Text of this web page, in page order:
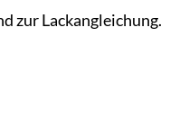
zur Lackangleichung.